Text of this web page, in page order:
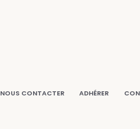
NOUS CONTACTER ADHÉRER